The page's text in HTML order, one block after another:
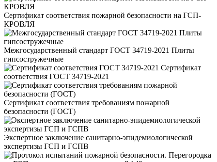
Сертификат соответствия пожарной безопасности на ГСП-
КРОВЛЯ
Межгосударственный стандарт ГОСТ 34719-2021 Плиты
гипсостружечные
Сертификат
соответствия ГОСТ 34719-2021
Сертификат соответствия требованиям пожарной
безопасности (ГОСТ)
Экспертное заключение санитарно-эпидемиологической
экспертизы ГСП и ГСПВ